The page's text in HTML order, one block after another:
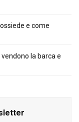
e come
la barca e